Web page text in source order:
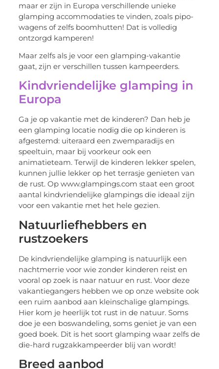
maar er zijn in Europa verschillende unieke
glamping accommodaties te vinden, zoals pipo-
wagens of zelfs boomhutten! Dat is volledig
ontzorgd kamperen!
Maar zelfs als je voor een glamping-vakantie
gaat, zijn er verschillen tussen kampeerders.
Kindvriendelijke glamping in
Europa
Ga je op vakantie met de kinderen? Dan heb je
een glamping locatie nodig die op kinderen is
afgestemd: uiteraard een zwemparadijs en
speeltuin, maar bij voorkeur ook een
animatieteam. Terwijl de kinderen lekker spelen,
kunnen jullie lekker op het terrasje genieten van
de rust. Op www.glampings.com staat een groot
aantal kindvriendelijke glampings die ideaal zijn
voor een vakantie met het hele gezien.
Natuurliefhebbers en
rustzoekers
De kindvriendelijke glamping is natuurlijk een
nachtmerrie voor wie zonder kinderen reist en
vooral op zoek is naar natuur en rust. Voor deze
vakantiegangers hebben we op onze website ook
een ruim aanbod aan kleinschalige glampings.
Hier kom je heerlijk tot rust in de natuur. Soms
doe je een boswandeling, soms geniet je van een
goed boek. Dit is het soort glamping waar zelfs de
die-hard rugzakkampeerder blij van wordt!
Breed aanbod